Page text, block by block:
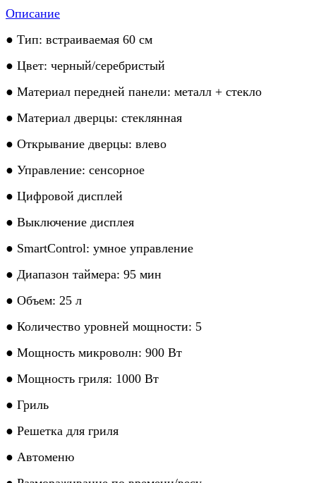
Описание
● Тип: встраиваемая 60 см
● Цвет: черный/серебристый
● Материал передней панели: металл + стекло
● Материал дверцы: стеклянная
● Открывание дверцы: влево
● Управление: сенсорное
● Цифровой дисплей
● Выключение дисплея
● SmartControl: умное управление
● Диапазон таймера: 95 мин
● Объем: 25 л
● Количество уровней мощности: 5
● Мощность микроволн: 900 Вт
● Мощность гриля: 1000 Вт
● Гриль
● Решетка для гриля
● Автоменю